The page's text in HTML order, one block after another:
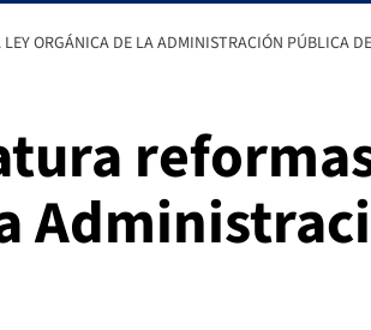
ORGÁNICA DE LA ADMINISTRACIÓN PÚBLICA